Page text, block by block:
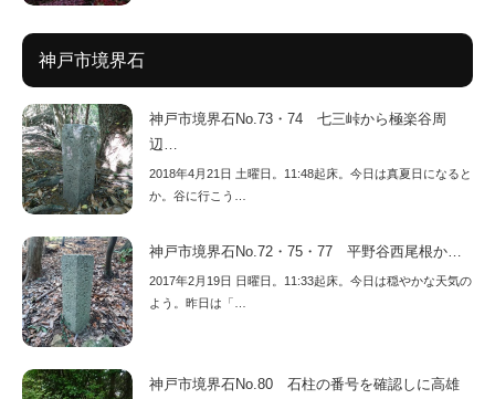
神戸市境界石
神戸市境界石No.73・74 七三峠から極楽谷周
辺…
2018年4月21日 土曜日。11:48起床。今日は真夏日になると
か。谷に行こう…
神戸市境界石No.72・75・77 平野谷西尾根か…
2017年2月19日 日曜日。11:33起床。今日は穏やかな天気の
よう。昨日は「…
神戸市境界石No.80 石柱の番号を確認しに高雄